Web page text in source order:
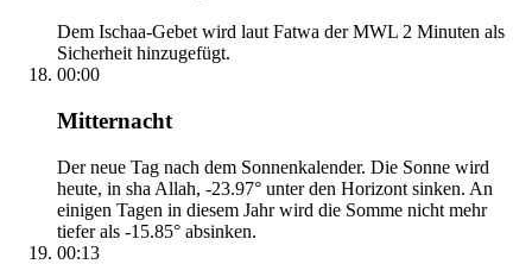
Dem Ischaa-Gebet wird laut Fatwa der MWL 2 Minuten als
Sicherheit hinzugefügt.
00:00
Mitternacht
Der neue Tag nach dem Sonnenkalender. Die Sonne wird
heute, in sha Allah, -23.97° unter den Horizont sinken. An
einigen Tagen in diesem Jahr wird die Somme nicht mehr
tiefer als -15.85° absinken.
00:13